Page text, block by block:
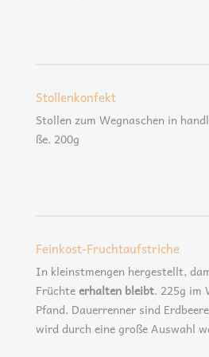
Stollenkonfekt
Stol­len zum Weg­na­schen in
ße. 200g
Feinkost-Fruchtaufstriche
In kleinst­men­gen her­ge­stellt,
Früch­teerhal­ten bleibt. 225g im
Pfand. Dau­er­ren­ner sind
wird durch eine gro­ße Aus­wahl